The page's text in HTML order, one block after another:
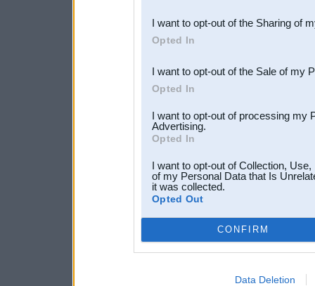
Downstream Participants
third parties.
I want to opt-out of the Sharing of
Opted In
I want to opt-out of the Sale of my
Opted In
I want to opt-out of processing my
Advertising.
Opted In
I want to opt-out of Collection,
of my Personal Data that Is
it was collected.
Opted Out
CONFIRM
Data Deletion